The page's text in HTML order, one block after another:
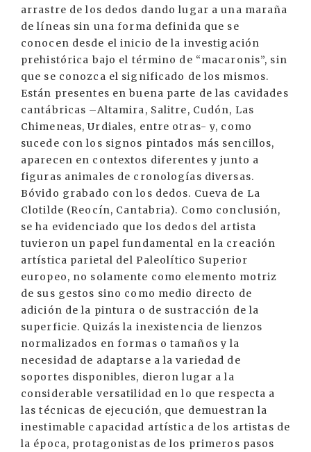
arrastre de los dedos dando lugar a una maraña
de líneas sin una forma definida que se
conocen desde el inicio de la investigación
prehistórica bajo el término de “macaronis”, sin
que se conozca el significado de los mismos.
Están presentes en buena parte de las cavidades
cantábricas –Altamira, Salitre, Cudón, Las
Chimeneas, Urdiales, entre otras- y, como
sucede con los signos pintados más sencillos,
aparecen en contextos diferentes y junto a
figuras animales de cronologías diversas.
Bóvido grabado con los dedos. Cueva de La
Clotilde (Reocín, Cantabria). Como conclusión,
se ha evidenciado que los dedos del artista
tuvieron un papel fundamental en la creación
artística parietal del Paleolítico Superior
europeo, no solamente como elemento motriz
de sus gestos sino como medio directo de
adición de la pintura o de sustracción de la
superficie. Quizás la inexistencia de lienzos
normalizados en formas o tamaños y la
necesidad de adaptarse a la variedad de
soportes disponibles, dieron lugar a la
considerable versatilidad en lo que respecta a
las técnicas de ejecución, que demuestran la
inestimable capacidad artística de los artistas de
la época, protagonistas de los primeros pasos